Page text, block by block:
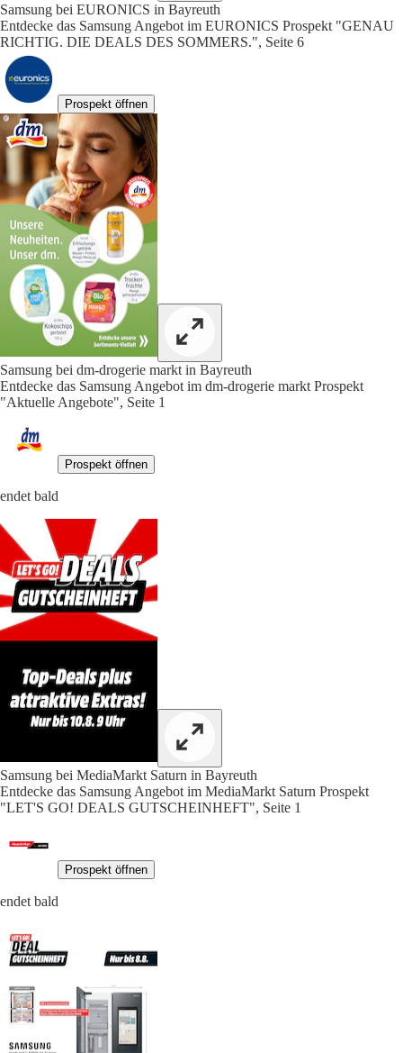
Samsung bei EURONICS in Bayreuth
Entdecke das Samsung Angebot im EURONICS Prospekt "GENAU
RICHTIG. DIE DEALS DES SOMMERS.", Seite 6
Prospekt öffnen
Samsung bei dm-drogerie markt in Bayreuth
Entdecke das Samsung Angebot im dm-drogerie markt Prospekt
"Aktuelle Angebote", Seite 1
Prospekt öffnen
endet bald
Samsung bei MediaMarkt Saturn in Bayreuth
Entdecke das Samsung Angebot im MediaMarkt Saturn Prospekt
"LET'S GO! DEALS GUTSCHEINHEFT", Seite 1
Prospekt öffnen
endet bald